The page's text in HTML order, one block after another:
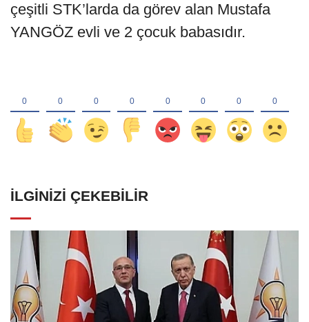
çeşitli STK’larda da görev alan Mustafa
YANGÖZ evli ve 2 çocuk babasıdır.
İLGINIZI ÇEKEBILIR